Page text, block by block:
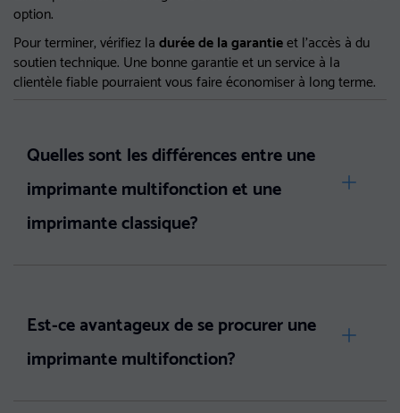
option.
Pour terminer, vérifiez ladurée de la garantieet l'accès à du
soutien technique. Une bonne garantie et un service à la
clientèle fiable pourraient vous faire économiser à long terme.
Quelles sont les différences entre une
imprimante multifonction et une
imprimante classique?
Est-ce avantageux de se procurer une
imprimante multifonction?